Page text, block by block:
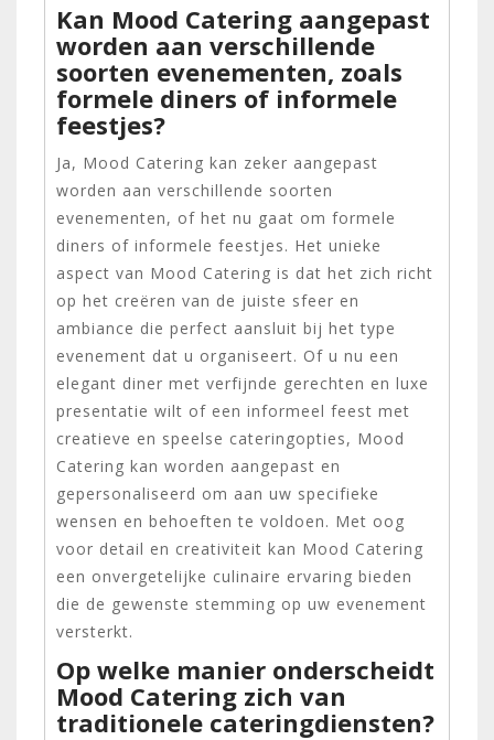
Kan Mood Catering aangepast
worden aan verschillende
soorten evenementen, zoals
formele diners of informele
feestjes?
Ja, Mood Catering kan zeker aangepast
worden aan verschillende soorten
evenementen, of het nu gaat om formele
diners of informele feestjes. Het unieke
aspect van Mood Catering is dat het zich richt
op het creëren van de juiste sfeer en
ambiance die perfect aansluit bij het type
evenement dat u organiseert. Of u nu een
elegant diner met verfijnde gerechten en luxe
presentatie wilt of een informeel feest met
creatieve en speelse cateringopties, Mood
Catering kan worden aangepast en
gepersonaliseerd om aan uw specifieke
wensen en behoeften te voldoen. Met oog
voor detail en creativiteit kan Mood Catering
een onvergetelijke culinaire ervaring bieden
die de gewenste stemming op uw evenement
versterkt.
Op welke manier onderscheidt
Mood Catering zich van
traditionele cateringdiensten?